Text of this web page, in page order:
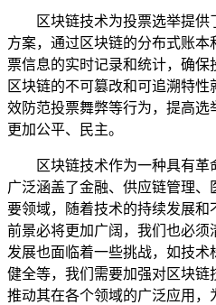
区块链技术为投票选举提
方案，通过区块链的分布式账
票信息的实时记录和统计，确保
区块链的不可篡改和可追溯特
效防范投票舞弊等行为，提高
更加公平、民主。
区块链技术作为一种具有
广泛涵盖了金融、供应链管理
要领域，随着技术的持续发展和
前景必将更加广阔，我们也必
发展也面临着一些挑战，如技
健全等，我们需要加强对区块链
推动其在各个领域的广泛应用